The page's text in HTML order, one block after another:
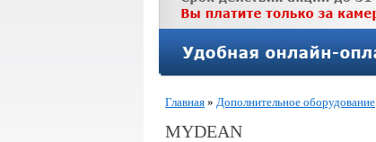
Главная » Дополнительное оборудование
MYDEAN